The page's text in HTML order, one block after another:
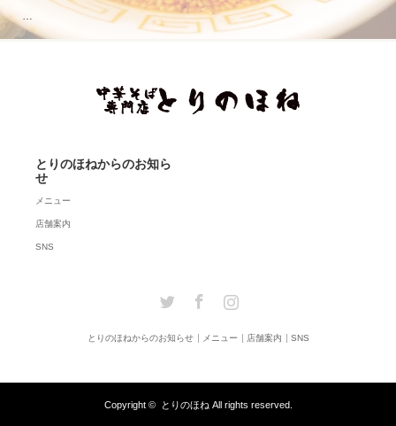
…
とりのほねからのお知ら
せ
メニュー
店舗案内
SNS
Twitter Facebook
とりのほねからのお知らせ メニュー 店舗案内 SNS
Copyright © とりのほね All rights reserved.